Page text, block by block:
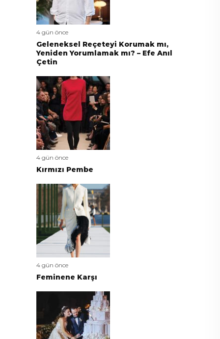
4 gün önce
Geleneksel Reçeteyi Korumak mı,
Yeniden Yorumlamak mı? – Efe Anıl
Çetin
4 gün önce
Kırmızı Pembe
4 gün önce
Feminene Karşı